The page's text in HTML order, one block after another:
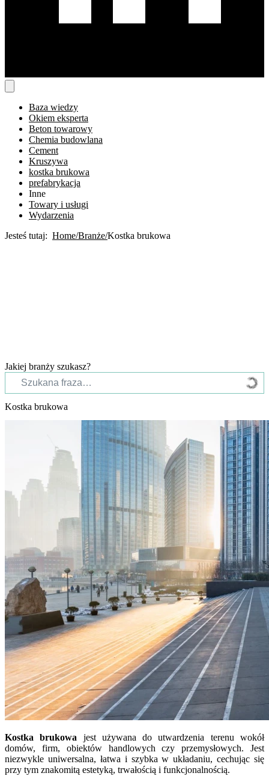
Baza wiedzy
Okiem eksperta
Beton towarowy
Chemia budowlana
Cement
Kruszywa
kostka brukowa
prefabrykacja
Inne
Towary i usługi
Wydarzenia
Jesteś tutaj: Home Branże Kostka brukowa
Jakiej branży szukasz?
Kostka brukowa
Kostka brukowa jest używana do utwardzenia terenu wokół
domów, firm, obiektów handlowych czy przemysłowych. Jest
niezwykle uniwersalna, łatwa i szybka w układaniu, cechując się
przy tym znakomitą estetyką, trwałością i funkcjonalnością.